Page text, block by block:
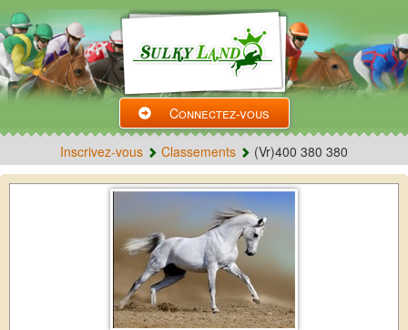
Connectez-vous
Inscrivez-vous Classements (Vr)400 380 380